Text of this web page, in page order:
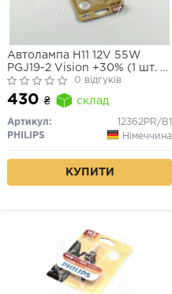
Автолампа H11 12V 55W
PGJ19-2 Vision +30% (1 шт. в
блістері)
0 відгуків
430 ₴ склад
Артикул:
12362PR/B1
PHILIPS
Німеччина
КУПИТИ